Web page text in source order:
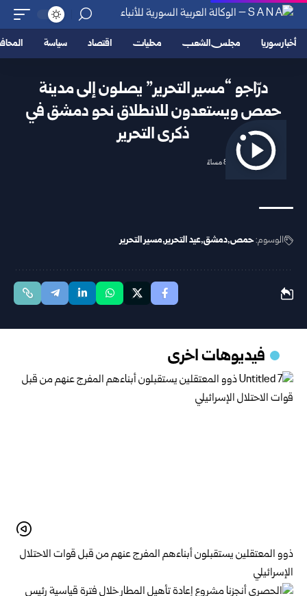
أخبار سوريا مجلس الشعب محليات اقتصاد سياسة
درّاجو “مسير التحرير” يصلون إلى مدينة
حمص ويستعدون للانطلاق نحو دمشق في
ذكرى التحرير
2025/12/07 8:35 مساءً
الوسوم:حمص دمشق عيد التحرير مسير التحرير
فيديوهات اخرى
ذوو المعتقلين يستقبلون أبناءهم المفرج عنهم من قبل قوات الاحتلال
الإسرائيلي